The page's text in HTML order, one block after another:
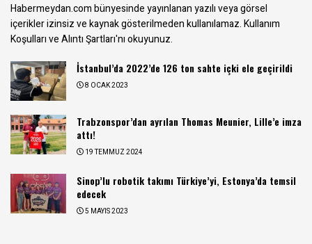
Habermeydan.com bünyesinde yayınlanan yazılı veya görsel
içerikler izinsiz ve kaynak gösterilmeden kullanılamaz.Kullanım
Koşulları ve Alıntı Şartları'nı okuyunuz.
İstanbul’da 2022’de 126 ton sahte içki ele geçirildi
8 OCAK 2023
Trabzonspor’dan ayrılan Thomas Meunier, Lille’e imza
attı!
19 TEMMUZ 2024
Sinop’lu robotik takımı Türkiye’yi, Estonya’da temsil
edecek
5 MAYIS 2023